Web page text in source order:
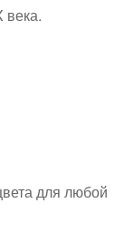
века.
для любой